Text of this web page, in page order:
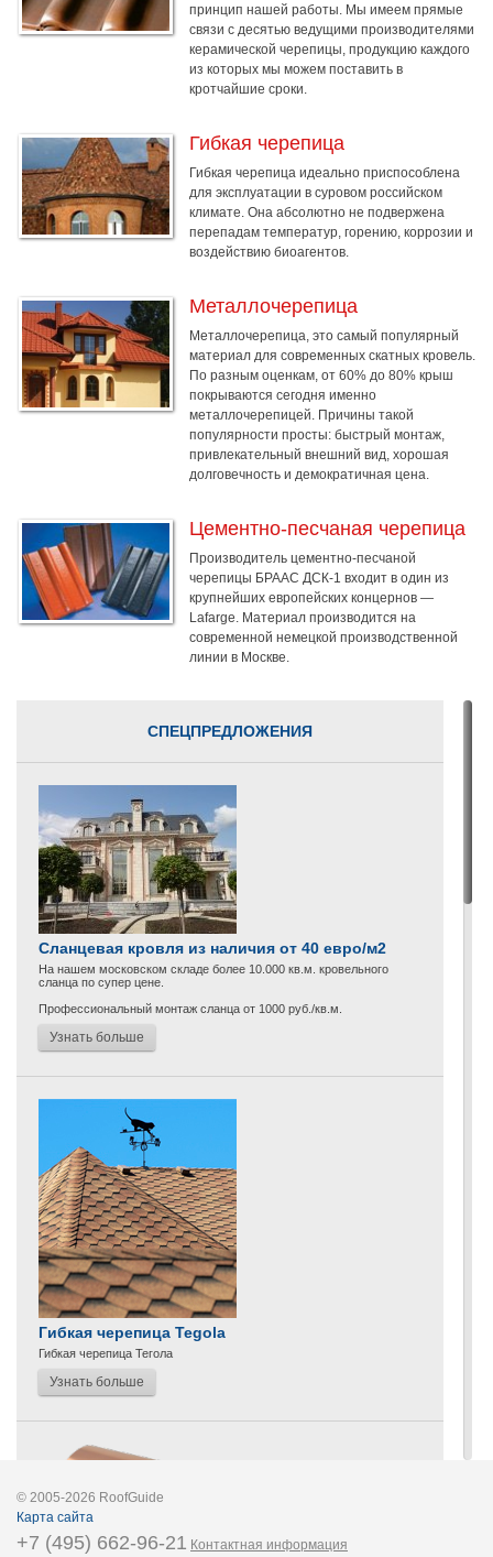
принцип нашей работы. Мы имеем прямые
связи с десятью ведущими производителями
керамической черепицы, продукцию каждого
из которых мы можем поставить в
кротчайшие сроки.
Гибкая черепица
Гибкая черепица идеально приспособлена
для эксплуатации в суровом российском
климате. Она абсолютно не подвержена
перепадам температур, горению, коррозии и
воздействию биоагентов.
Металлочерепица
Металлочерепица, это самый популярный
материал для современных скатных кровель.
По разным оценкам, от 60% до 80% крыш
покрываются сегодня именно
металлочерепицей. Причины такой
популярности просты: быстрый монтаж,
привлекательный внешний вид, хорошая
долговечность и демократичная цена.
Цементно-песчаная черепица
Производитель цементно-песчаной
черепицы БРААС ДСК-1 входит в один из
крупнейших европейских концернов —
Lafarge. Материал производится на
современной немецкой производственной
линии в Москве.
СПЕЦПРЕДЛОЖЕНИЯ
Сланцевая кровля из наличия от 40 евро/м2
На нашем московском складе более 10.000 кв.м. кровельного
сланца по супер цене.
Профессиональный монтаж сланца от 1000 руб./кв.м.
Узнать больше
Гибкая черепица Tegola
Гибкая черепица Тегола
Узнать больше
© 2005-2026 RoofGuide
Карта сайта
+7 (495) 662-96-21 Контактная информация